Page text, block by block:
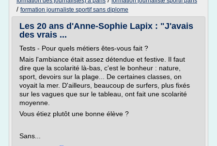
/ formation journaliste sportif sans diplome
Les 20 ans d'Anne-Sophie Lapix : "J'avais
des vrais ...
Tests - Pour quels métiers êtes-vous fait ?
Mais l'ambiance était assez détendue et festive. Il faut
dire que la scolarité là-bas, c'est le bonheur : nature,
sport, devoirs sur la plage... De certaines classes, on
voyait la mer. D'ailleurs, beaucoup de surfers, plus fixés
sur les vagues que sur le tableau, ont fait une scolarité
moyenne.
Vous étiez plutôt une bonne élève ?
Sans...